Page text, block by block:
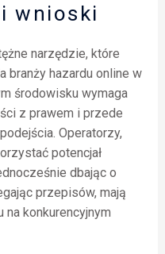
wnioski
narzędzie, które
branży hazardu online w
środowisku wymaga
z prawem i przede
Operatorzy,
potencjał
dbając o
przepisów, mają
konkurencyjnym